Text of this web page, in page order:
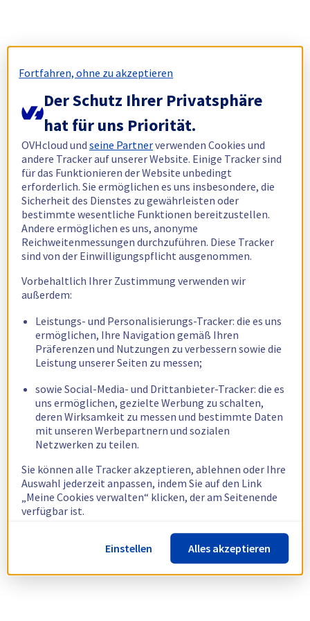
Fortfahren, ohne zu akzeptieren
Der Schutz Ihrer Privatsphäre
hat für uns Priorität.
OVHcloud undseine Partnerverwenden Cookies und
andere Tracker auf unserer Website. Einige Tracker sind
für das Funktionieren der Website unbedingt
erforderlich. Sie ermöglichen es uns insbesondere, die
Sicherheit des Dienstes zu gewährleisten oder
bestimmte wesentliche Funktionen bereitzustellen.
Andere ermöglichen es uns, anonyme
Reichweitenmessungen durchzuführen. Diese Tracker
sind von der Einwilligungspflicht ausgenommen.
Vorbehaltlich Ihrer Zustimmung verwenden wir
außerdem:
Leistungs- und Personalisierungs-Tracker: die es uns
ermöglichen, Ihre Navigation gemäß Ihren
Präferenzen und Nutzungen zu verbessern sowie die
Leistung unserer Seiten zu messen;
sowie Social-Media- und Drittanbieter-Tracker: die es
uns ermöglichen, gezielte Werbung zu schalten,
deren Wirksamkeit zu messen und bestimmte Daten
mit unseren Werbepartnern und sozialen
Netzwerken zu teilen.
Sie können alle Tracker akzeptieren, ablehnen oder Ihre
Auswahl jederzeit anpassen, indem Sie auf den Link
„Meine Cookies verwalten“ klicken, der am Seitenende
verfügbar ist.
Weitere Informationen finden Sie in unsererRichtlinie
zur Verwendung von Cookies.
Einstellen Alles akzeptieren